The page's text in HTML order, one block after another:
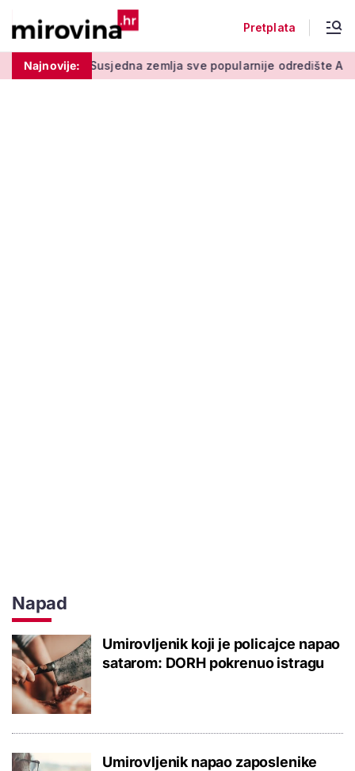
Pretplata
Najnovije:Susjedna zemlja sve popularnije odredište
Napad
Umirovljenik koji je policajce napao
satarom: DORH pokrenuo istragu
Umirovljenik napao zaposlenike